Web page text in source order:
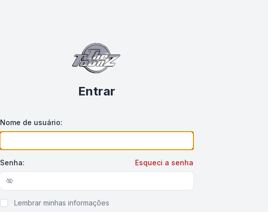
Entrar
Nome de usuário:
Senha: Esqueci a senha
Show/hide password
Lembrar minhas informações